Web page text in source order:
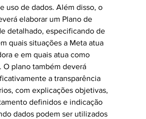
uso de dados. Além disso, o
elaborar um Plano de
detalhado, especificando de
quais situações a Meta atua
e em quais atua como
O plano também deverá
a transparência
com explicações objetivas,
definidos e indicação
dados podem ser utilizados